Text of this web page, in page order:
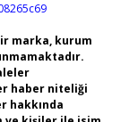
marka, kurum
haber niteliği
hakkında